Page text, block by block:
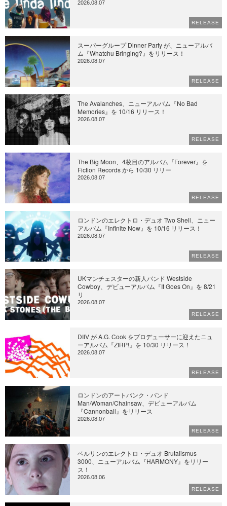
2026.08.07
RELEASE
スーパーグループ Dinner Party が、ニューアルバ
ム『Whatchu Bringing?』をリリース！
2026.08.07
RELEASE
The Avalanches、ニューアルバム『No Bad
Memories』を 10/16 リリース！
2026.08.07
RELEASE
The Big Moon、4枚目のアルバム『Forever』を
Fiction Records から 10/30 リリー
2026.08.07
RELEASE
ロンドンのエレクトロ・デュオ Two Shell、ニュー
アルバム『Infinite Now』を 10/16 リリース！
2026.08.07
RELEASE
UKマンチェスターの新人バンド Westside
Cowboy、デビューアルバム『It Goes On』を 8/21
リ
2026.08.07
RELEASE
DIIV が A.G. Cook をプロデューサーに迎えたニュ
ーアルバム『ZIRP!』を 10/30 リリース！
2026.08.07
RELEASE
ロンドンのアートパンク・バンド
Man/Woman/Chainsaw、デビューアルバム
『Cannonball』をリリース
2026.08.07
RELEASE
ベルリンのエレクトロ・デュオ Brutalismus
3000、ニューアルバム『HARMONY』をリリー
ス！
2026.08.06
RELEASE